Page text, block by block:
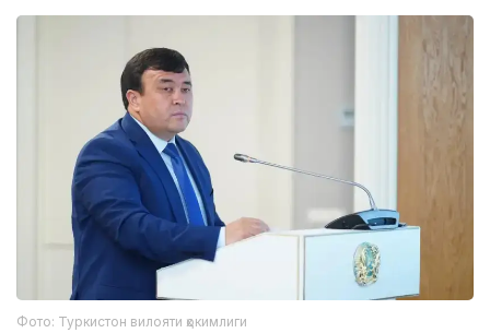
Фото: Туркистон вилояти ҳокимлиги